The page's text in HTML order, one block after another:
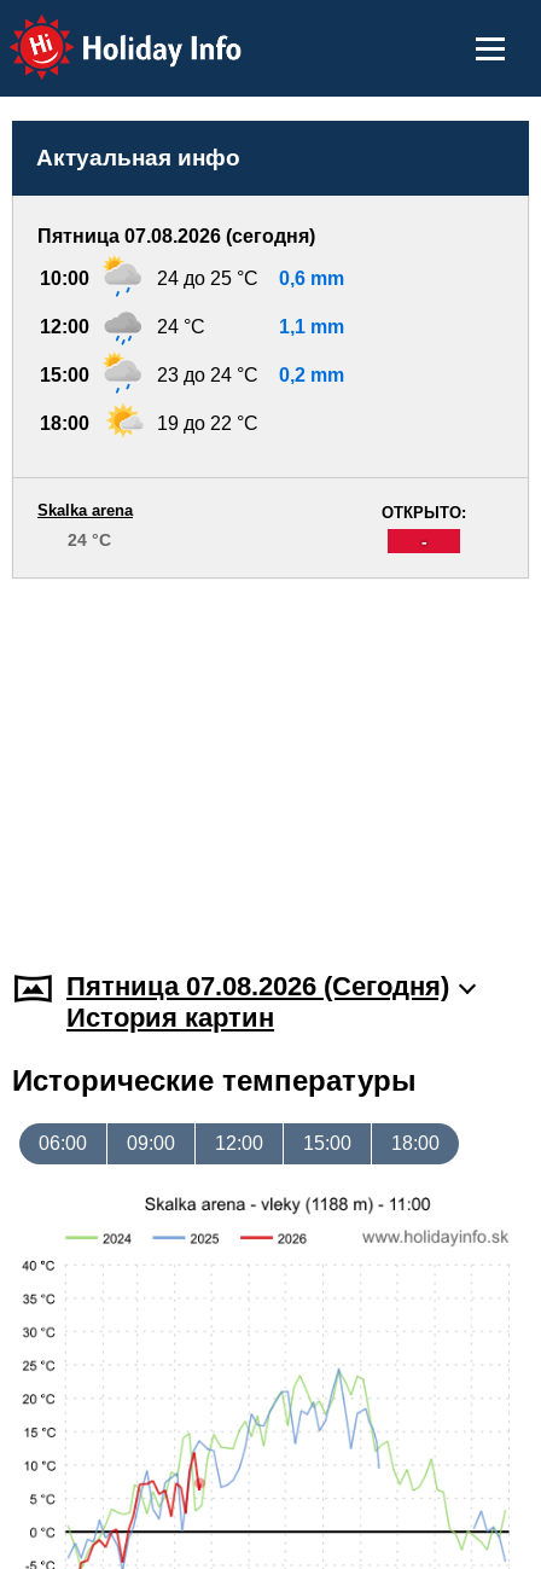
Holiday Info
Актуальная инфо
Пятница 07.08.2026 (сегодня)
10:00 24 до 25 °C 0,6 mm
12:00 24 °C 1,1 mm
15:00 23 до 24 °C 0,2 mm
18:00 19 до 22 °C
ОТКРЫТО:
-
Skalka arena
24 °C
Пятница 07.08.2026 (Cегодня)
История картин
Исторические температуры
06:00 09:00 12:00 15:00 18:00